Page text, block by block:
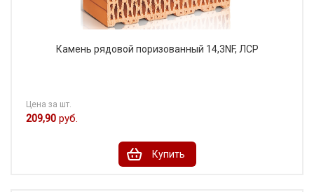
Камень рядовой поризованный 14,3NF, ЛСР
Цена за шт.
209,90 руб.
Купить